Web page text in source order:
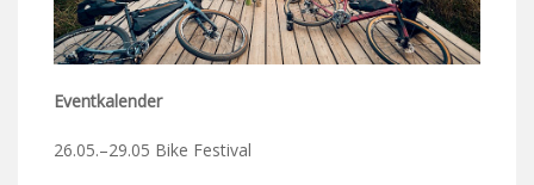
Eventkalender
26.05.–29.05 Bike Festival